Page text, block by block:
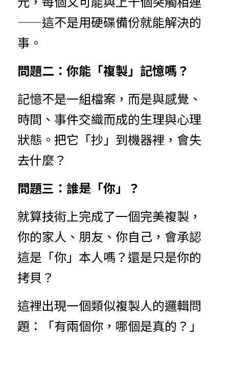
——這不是用硬碟備份就能解決的
事。
問題二：你能「複製」記憶嗎？
記憶不是一組檔案，而是與感覺、
時間、事件交織而成的生理與心理
狀態。把它「抄」到機器裡，會失
去什麼？
問題三：誰是「你」？
就算技術上完成了一個完美複製，
你的家人、朋友、你自己，會承認
這是「你」本人嗎？還是只是你的
拷貝？
這裡出現一個類似複製人的邏輯問
題：「有兩個你，哪個是真的？」